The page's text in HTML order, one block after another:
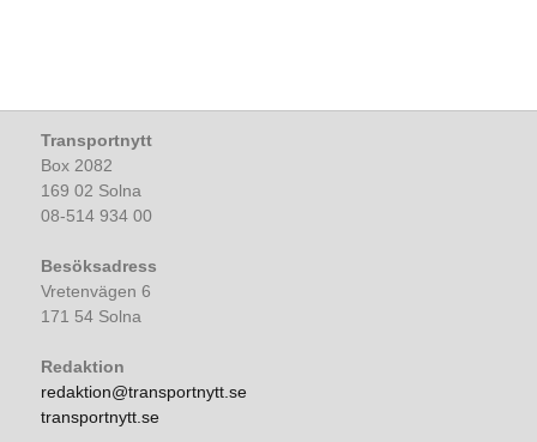
Transportnytt
Box 2082
169 02 Solna
08-514 934 00
Besöksadress
Vretenvägen 6
171 54 Solna
Redaktion
redaktion@transportnytt.se
transportnytt.se